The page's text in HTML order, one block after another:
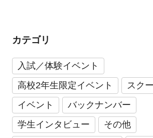
カテゴリ
入試／体験イベント
高校2年生限定イベント
スク
イベント
バックナンバー
学生インタビュー
その他